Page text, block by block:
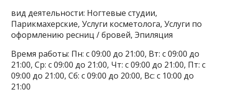
вид деятельности: Ногтевые студии,
Парикмахерские, Услуги косметолога, Услуги по
оформлению ресниц / бровей, Эпиляция
Время работы: Пн: с 09:00 до 21:00, Вт: с 09:00 до
21:00, Ср: с 09:00 до 21:00, Чт: с 09:00 до 21:00, Пт: с
09:00 до 21:00, Сб: с 09:00 до 20:00, Вс: с 10:00 до
21:00